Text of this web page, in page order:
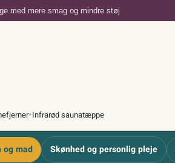
med mere smag og mindre støj
•Infrarød saunatæppe
og mad Skønhed og personlig pleje